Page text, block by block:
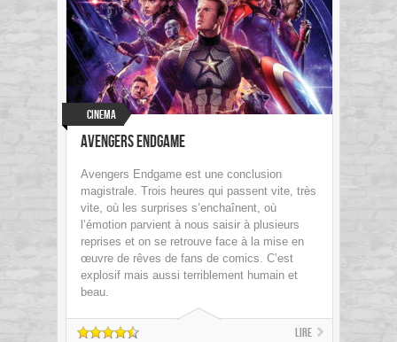
Cinema
Avengers Endgame
Avengers Endgame est une conclusion
magistrale. Trois heures qui passent vite, très
vite, où les surprises s’enchaînent, où
l’émotion parvient à nous saisir à plusieurs
reprises et on se retrouve face à la mise en
œuvre de rêves de fans de comics. C’est
explosif mais aussi terriblement humain et
beau.
Lire